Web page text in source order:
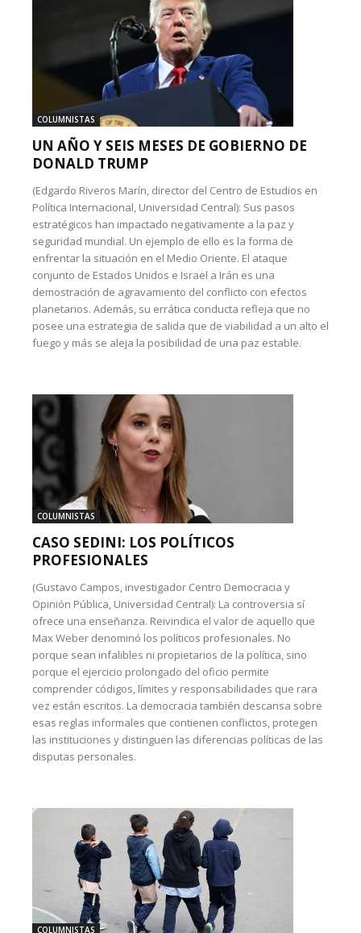
COLUMNISTAS
UN AÑO Y SEIS MESES DE GOBIERNO DE
DONALD TRUMP
(Edgardo Riveros Marín, director del Centro de Estudios en
Política Internacional, Universidad Central): Sus pasos
estratégicos han impactado negativamente a la paz y
seguridad mundial. Un ejemplo de ello es la forma de
enfrentar la situación en el Medio Oriente. El ataque
conjunto de Estados Unidos e Israel a Irán es una
demostración de agravamiento del conflicto con efectos
planetarios. Además, su errática conducta refleja que no
posee una estrategia de salida que de viabilidad a un alto el
fuego y más se aleja la posibilidad de una paz estable.
COLUMNISTAS
CASO SEDINI: LOS POLÍTICOS
PROFESIONALES
(Gustavo Campos, investigador Centro Democracia y
Opinión Pública, Universidad Central): La controversia sí
ofrece una enseñanza. Reivindica el valor de aquello que
Max Weber denominó los políticos profesionales. No
porque sean infalibles ni propietarios de la política, sino
porque el ejercicio prolongado del oficio permite
comprender códigos, límites y responsabilidades que rara
vez están escritos. La democracia también descansa sobre
esas reglas informales que contienen conflictos, protegen
las instituciones y distinguen las diferencias políticas de las
disputas personales.
COLUMNISTAS